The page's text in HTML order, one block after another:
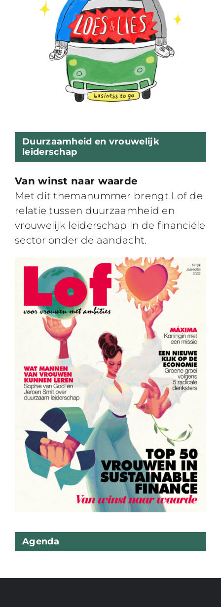
Duurzaamheid en vrouwelijk
leiderschap
Van winst naar waarde
Met dit themanummer brengt Lof de
relatie tussen duurzaamheid en
vrouwelijk leiderschap in de financiële
sector onder de aandacht.
Agenda